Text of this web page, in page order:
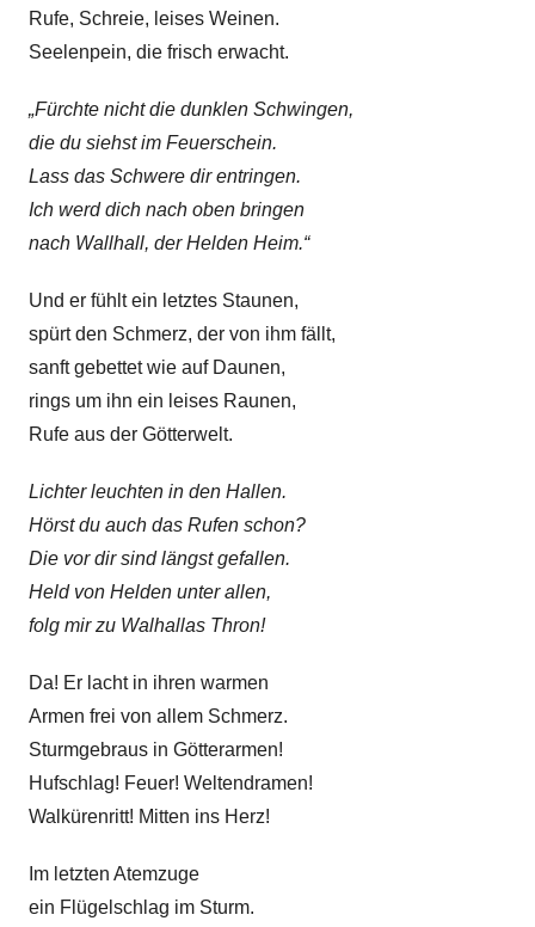
Rufe, Schreie, leises Weinen.
Seelenpein, die frisch erwacht.
„Fürchte nicht die dunklen Schwingen,
die du siehst im Feuerschein.
Lass das Schwere dir entringen.
Ich werd dich nach oben bringen
nach Wallhall, der Helden Heim.“
Und er fühlt ein letztes Staunen,
spürt den Schmerz, der von ihm fällt,
sanft gebettet wie auf Daunen,
rings um ihn ein leises Raunen,
Rufe aus der Götterwelt.
Lichter leuchten in den Hallen.
Hörst du auch das Rufen schon?
Die vor dir sind längst gefallen.
Held von Helden unter allen,
folg mir zu Walhallas Thron!
Da! Er lacht in ihren warmen
Armen frei von allem Schmerz.
Sturmgebraus in Götterarmen!
Hufschlag! Feuer! Weltendramen!
Walkürenritt! Mitten ins Herz!
Im letzten Atemzuge
ein Flügelschlag im Sturm.